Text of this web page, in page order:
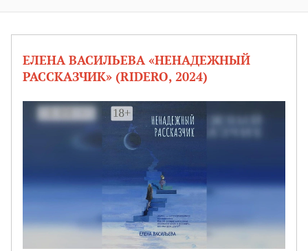
ЕЛЕНА ВАСИЛЬЕВА «НЕНАДЕЖНЫЙ
РАССКАЗЧИК» (RIDERO, 2024)